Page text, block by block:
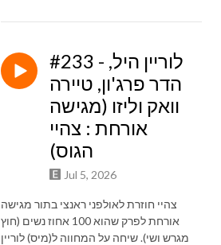
#233 - לוריין היל,
הדר פרג'ון, טיירה
וואק וליזו (מגישה
אורחת : צהיי
הגוס)
Jul 5, 2026
צהיי חוזרת לאולפני ראנצי בתור מגישה
אורחת לפרק שהוא 100 אחוז נשים (חוץ
מגרש ושי). שיחה על המחווה ל(מיס) לוריין